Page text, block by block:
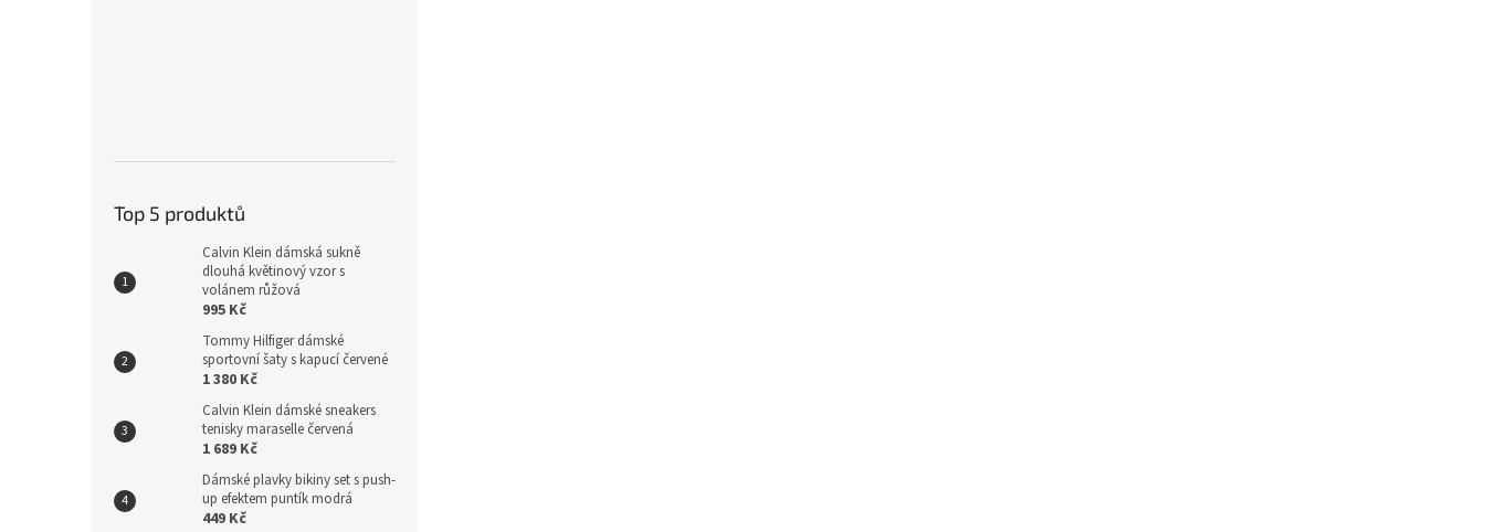
Top 5 produktů
Calvin Klein dámská sukně
dlouhá květinový vzor s
volánem růžová
995 Kč
Tommy Hilfiger dámské
sportovní šaty s kapucí červené
1 380 Kč
Calvin Klein dámské sneakers
tenisky maraselle červená
1 689 Kč
Dámské plavky bikiny set s push-
up efektem puntík modrá
449 Kč